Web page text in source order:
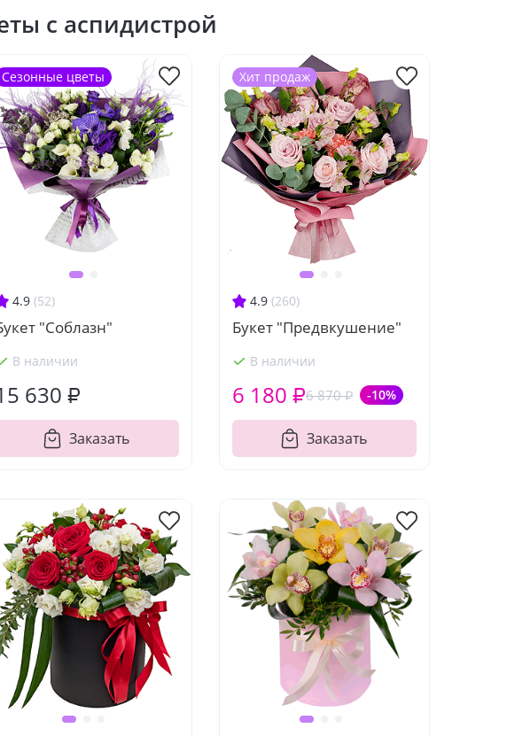
с аспидистрой
4.9 (52)
"Соблазн"
В наличии
630 ₽
Заказать
Сезонные цветы
4.9 (260)
Букет "Предвкушение"
В наличии
6 870 ₽ -10%
6 180 ₽
Заказать
Хит продаж